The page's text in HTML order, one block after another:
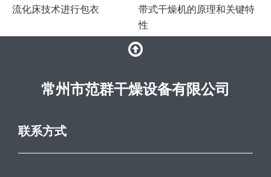
流化床技术进行包衣
带式干燥机的原理和关键特
性
常州市范群干燥设备有限公司
联系方式